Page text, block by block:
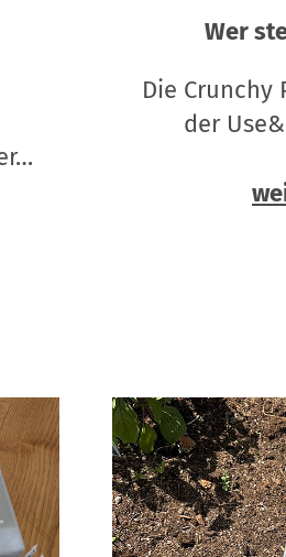
Wer
Die Crunchy
der